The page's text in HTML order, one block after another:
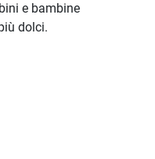
e bambine
dolci.